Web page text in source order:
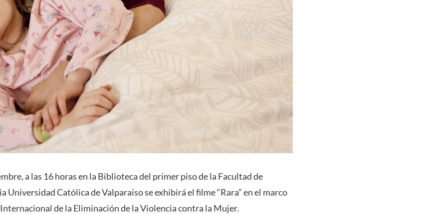
a las 16 horas en la Biblioteca del primer piso de la Facultad de
Universidad Católica de Valparaíso se exhibirá el filme “Rara” en el marco
de la Eliminación de la Violencia contra la Mujer.